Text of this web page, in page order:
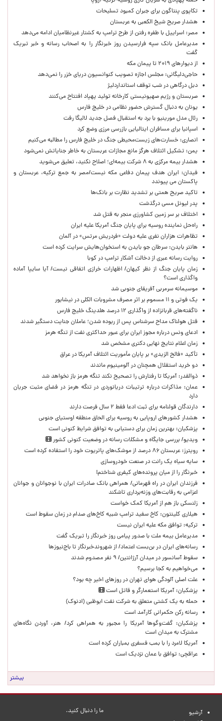
تکاپوی پنتاگون برای جبران کمبود تسلیحات
هشدار صریح شیخ الکعبی به عربستان
مصر: اسراییل با طفره رفتن از طرح ترامپ به کشتار غیرنظامیان ادامه می‌دهد
مدیرعامل بانک سپه فرارسیدن روز خبرنگار را به اصحاب رسانه و خبر تبریک
گفت
از دیوارهای ۲۰۱۹ تا پیمان مکه
حاجی‌دلیگانی: مجلس اجازه تصویب کنوانسیون دریای خزر را نمی‌دهد
دبل درگاهی در شب توقف استانداردلیژ
صربستان و رژیم صهیونیستی کارخانه تولید پهپاد افتتاح می‌کنند
یونان به دنبال گسترش حضور نظامی در خلیج فارس
رئال مدل مورینیو با برد به استقبال فصل جدید لالیگا رفت
اسپانیا برای مسافران ایتالیایی بازرسی مرزی وضع کرد
انصاری: خسارت‌های زیست‌محیطی جنگ در خلیج فارس را مطالبه‌ می‌کنیم
یمن: تشکیل ائتلاف هرگز مانع مجازات عربستان به خاطر جنایاتش نمی‌شود
هشدار بیمه مرکزی به ۸ شرکت بیمه‌ای؛ اصلاح نکنید، تعلیق می‌شوید
فیدان: ایران هدف پیمان دفاعی مکه نیست/مصر به جمع ترکیه، عربستان و
پاکستان می پیوندد
تاکید صریح همتی بر تشدید نظارت بر بانک‌ها
پدر لیونل مسی درگذشت
اختلاف بر سر زمین کشاورزی منجر به قتل شد
راه‌حل نماینده روسیه برای پایان جنگ آمریکا علیه ایران
تظاهرات هزاران نفری علیه دولت «فردریش مرتس» در آلمان
هانتر بایدن: سرطان جو بایدن به استخوان‌هایش سرایت کرده است
روایت رسانه عبری از دخالت آشکار ترامپ در کوبا
زمان پایان جنگ از نظر کیهان/ اظهارات خرازی اتفاقی نیست/ آیا سایپا آماده
واگذاری است؟
موسیمانه سرمربی آفریقای جنوبی شد
یک فوتی و ۱۱ مسموم بر اثر مصرف مشروبات الکلی در نیشابور
ناگفته‌های قربانزاده از واگذاری ۱۲ درصد هلدینگ خلیج فارس
قتل هولناک مداح سرشناس پس از ربوده شدن؛ عاملان جنایت دستگیر شدند
ادعای ونس درباره مجوز ایران برای عبور حداکثری نفت از تنگه هرمز
زمان اعلام نتایج نهایی دکتری مشخص شد
تأکید «فالح الزیدی» بر پایان مأموریت ائتلاف آمریکا در عراق
دو خرید استقلال همچنان در آلومینیوم ماندند
ذوالقدر: آمریکا تا رفتارش را تصحیح نکند تنگه هرمز باز نخواهد شد
عمان: مذاکرات درباره ترتیبات دریانوردی در تنگه هرمز در فضای مثبت جریان
دارد
دارندگان قولنامه برای ثبت ادعا فقط ۲ سال فرصت دارند
هشدار کشورهای اروپایی به روسیه برای الحاق منطقه اوستیای جنوبی
پزشکیان‌: بهترین زمان برای دستیابی به توافق شرایط کنونی است
ویدیو/ بررسی جایگاه و مشکلات رسانه در وضعیت کنونی کشور
رویترز: عربستان ۸۶ درصد از موشک‌های پاتریوت خود را استفاده کرده است
سایه سیاه یک رانت در صنعت خودروسازی
خبرنگار را از میان پرونده‌های کیفری شناختم!
​فرزندان ایران در راه قهرمانی/ همراهی بانک صادرات ایران با نوجوانان و جوانان
اعزامی به رقابت‌های وزنه‌برداری تاشکند
زلنسکی باز هم از آمریکا کمک خواست
هیلاری کلینتون: کاخ سفید ترامپ شبیه کاخ‌های صدام در زمان سقوط است
ترکیه: توافق مکه علیه ایران نیست
مدیرعامل بیمه ملت با صدور پیامی روز خبرنگار را تبریک گفت
رسانه‌های ایران در بن‌بست اعتماد/ از شهروندخبرنگار تا باج‌نیوزها
سقوط آسانسور در میدان آرژانتین/ ۹ نفر مصدوم شدند
می‌خواهیم به کجا برسیم؟
علت اصلی آلودگی هوای تهران در روزهای اخیر چه بود؟
پزشکیان: آمریکا استعمارگر و قاتل است
حمله به یک کشتی متعلق به شرکت نفت ابوظبی (ادنوک)
رسانه رکن حکمرانی کارآمد است
پزشکیان: گفت‌وگوها آمریکا را مجبور به همراهی کرد/ هنر، آوردن نگاه‌های
مشترک به میدان است
آمریکا لامرد را با بمب فسفری بمباران کرده است
عراقچی: توافق با عمان نزدیک است
بیشتر
آرشیو
ما را دنبال کنید.